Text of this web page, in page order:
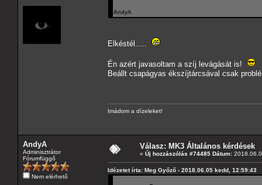
AndyA
Elkéstél.....
Én azért javasoltam a szíj levágását is!
Beállt csapágyas ékszíjtárcsával csak
Imádom a dízeleket!
AndyA
Adminisztrátor
Fórumfüggő
Nem elérhető
Válasz: MK3 Általános kérdések
« Új hozzászólás #74485 Dátum:
Idézetet írta: Meg Győző - 2018.06.05 kedd, 12:59:43